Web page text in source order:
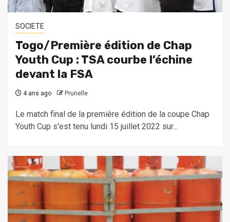
SOCIETE
Togo/Première édition de Chap
Youth Cup : TSA courbe l’échine
devant la FSA
4 ans ago Prunelle
Le match final de la première édition de la coupe Chap
Youth Cup s'est tenu lundi 15 juillet 2022 sur...